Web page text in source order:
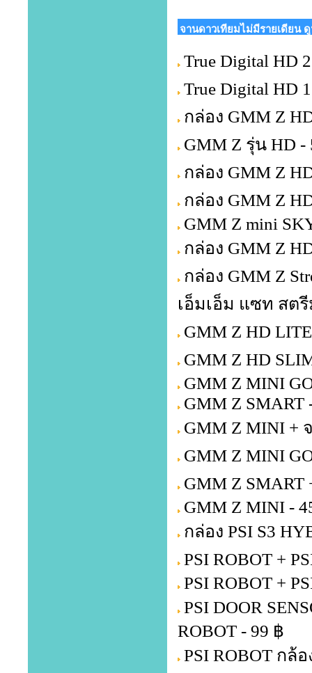
จานดาวเทียมไม่มีรายเดียน
True Digital HD
True Digital HD
กล่อง GMM Z
GMM Z รุ่น HD -
กล่อง GMM Z
กล่อง GMM Z
GMM Z mini
กล่อง GMM Z
กล่อง GMM Z
เอ็มเอ็ม แซท สตรี
GMM Z HD
GMM Z HD
GMM Z MINI
GMM Z SMART
GMM Z MINI +
GMM Z MINI
GMM Z SMART
GMM Z MINI -
กล่อง PSI S3
PSI ROBOT +
PSI ROBOT +
PSI DOOR
ROBOT - 99 ฿
PSI ROBOT กล้